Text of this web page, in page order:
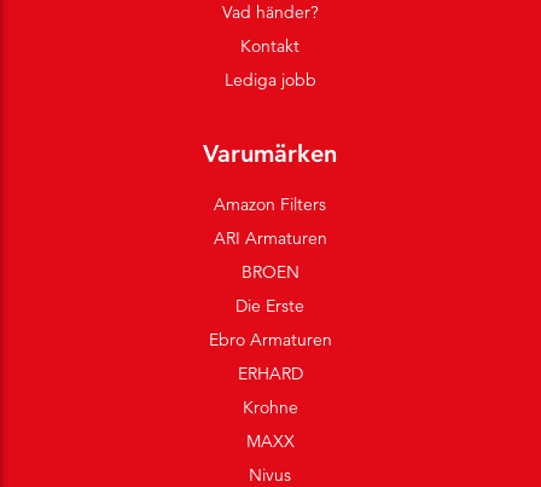
Vad händer?
Kontakt
Lediga jobb
Varumärken
Amazon Filters
ARI Armaturen
BROEN
Die Erste
Ebro Armaturen
ERHARD
Krohne
MAXX
Nivus